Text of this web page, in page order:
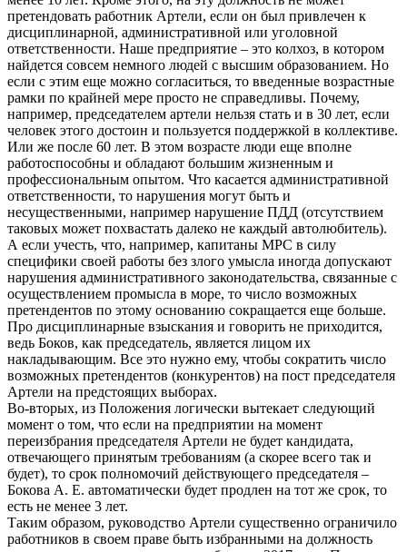
претендовать работник Артели, если он был привлечен к
дисциплинарной, административной или уголовной
ответственности. Наше предприятие – это колхоз, в котором
найдется совсем немного людей с высшим образованием. Но
если с этим еще можно согласиться, то введенные возрастные
рамки по крайней мере просто не справедливы. Почему,
например, председателем артели нельзя стать и в 30 лет, если
человек этого достоин и пользуется поддержкой в коллективе.
Или же после 60 лет. В этом возрасте люди еще вполне
работоспособны и обладают большим жизненным и
профессиональным опытом. Что касается административной
ответственности, то нарушения могут быть и
несущественными, например нарушение ПДД (отсутствием
таковых может похвастать далеко не каждый автолюбитель).
А если учесть, что, например, капитаны МРС в силу
специфики своей работы без злого умысла иногда допускают
нарушения административного законодательства, связанные с
осуществлением промысла в море, то число возможных
претендентов по этому основанию сокращается еще больше.
Про дисциплинарные взыскания и говорить не приходится,
ведь Боков, как председатель, является лицом их
накладывающим. Все это нужно ему, чтобы сократить число
возможных претендентов (конкурентов) на пост председателя
Артели на предстоящих выборах.
Во-вторых, из Положения логически вытекает следующий
момент о том, что если на предприятии на момент
переизбрания председателя Артели не будет кандидата,
отвечающего принятым требованиям (а скорее всего так и
будет), то срок полномочий действующего председателя –
Бокова А. Е. автоматически будет продлен на тот же срок, то
есть не менее 3 лет.
Таким образом, руководство Артели существенно ограничило
работников в своем праве быть избранными на должность